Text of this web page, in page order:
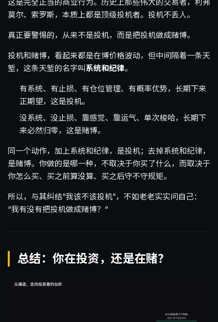
这是完全正当的商业行为。历史上那些伟大的交易者，利弗
莫尔、索罗斯，本质上都是顶级投机者。投机不丢人。
真正要警惕的，从来不是投机，而是把投机做成赌博。
投机和赌博，看起来都是在博价格波动，但中间隔着一条天
堑，这条天堑的名字叫 系统和纪律。
有系统、有止损、有仓位管理、有概率优势，长期下来
正期望，这是投机。
没系统、没止损、靠感觉、靠运气、单次梭哈，长期下
来必然归零，这是赌博。
同一个动作，加上系统和纪律，是投机；去掉系统和纪律，
是赌博。你做的是哪一种，不取决于你买了什么，而取决于
你怎么买、买之前算没算、买之后守不守规矩。
所以，与其纠结”我该不该投机”，不如老老实实问自己：
“我有没有把投机做成赌博？“
总结：你在投资，还是在赌？